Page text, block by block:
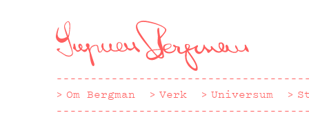
huvudinnehåll
Om Bergman Verk Universum